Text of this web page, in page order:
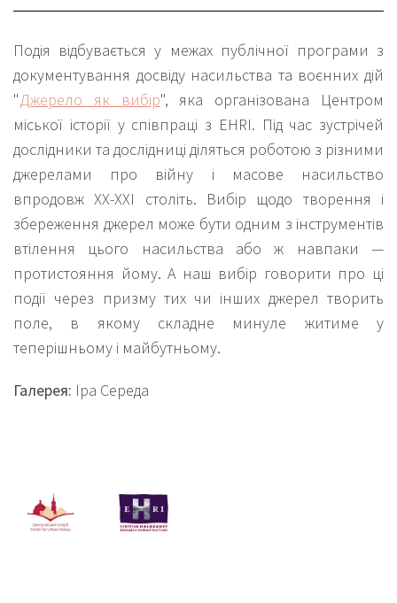
Подія відбувається у межах публічної програми з
документування досвіду насильства та воєнних дій
"Джерело як вибір", яка організована Центром
міської історії у співпраці з EHRI. Під час зустрічей
дослідники та дослідниці діляться роботою з різними
джерелами про війну і масове насильство
впродовж XX-XXI століть. Вибір щодо творення і
збереження джерел може бути одним з інструментів
втілення цього насильства або ж навпаки —
протистояння йому. А наш вибір говорити про ці
події через призму тих чи інших джерел творить
поле, в якому складне минуле житиме у
теперішньому і майбутньому.
Галерея: Іра Середа